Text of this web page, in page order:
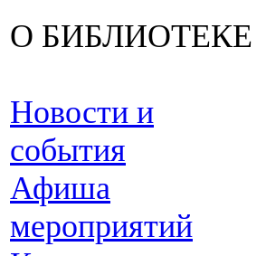
О БИБЛИОТЕКЕ
Новости и
события
Афиша
мероприятий